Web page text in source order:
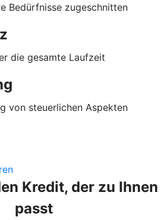
Bedürfnisse zugeschnitten
die gesamte Laufzeit
von steuerlichen Aspekten
Kredit, der zu Ihnen
passt